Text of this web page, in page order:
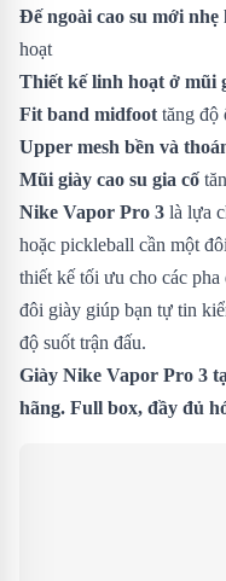
Đế ngoài cao su mới nhẹ
hoạt
Thiết kế linh hoạt ở mũi
Fit band midfoot tăng độ
Upper mesh bền và
Mũi giày cao su gia cố
Nike Vapor Pro 3 là lựa
hoặc pickleball cần một
thiết kế tối ưu cho các
đôi giày giúp bạn tự tin
độ suốt trận đấu.
Giày Nike Vapor Pro 3
hãng. Full box, đầy đủ